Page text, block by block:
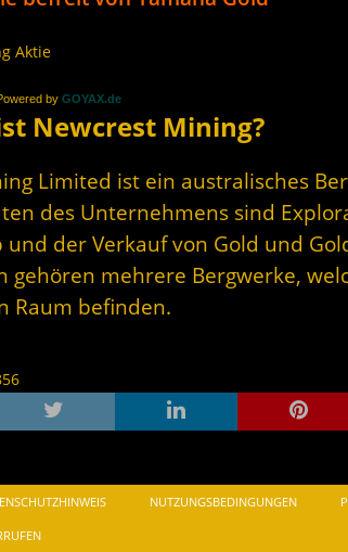
by GOYAX.de
Newcrest Mining?
Limited ist ein australisches
des Unternehmens sind
der Verkauf von Gold und
gehören mehrere Bergwerke,
Raum befinden.
NUTZUNGSBEDINGUNGEN